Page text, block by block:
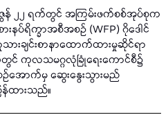
ဇွန် ၂၂ ရက်တွင် အကြမ်းဖက်စစ်အုပ်စုက
ပ်ရိက္ခာအစီအစဉ် (WFP) ဂိုဒေါင်
ားချင်းစာနာထောက်ထားမှုဆိုင်ရာ
တွင် ကုလသမဂ္ဂလုံခြုံရေးကောင်စီ၌
စဉ်အောက်မှ ဆွေးနွေးသွားမည်
န်ထားသည်။